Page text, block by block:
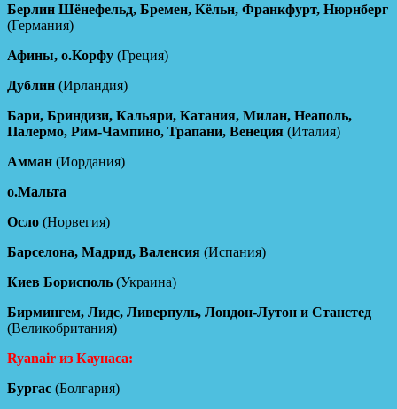
Берлин Шёнефельд, Бремен, Кёльн, Франкфурт, Нюрнберг
(Германия)
Афины, о.Корфу (Греция)
Дублин (Ирландия)
Бари, Бриндизи, Кальяри, Катания, Милан, Неаполь,
Палермо, Рим-Чампино, Трапани, Венеция (Италия)
Амман (Иордания)
о.Мальта
Осло (Норвегия)
Барселона, Мадрид, Валенсия (Испания)
Киев Борисполь (Украина)
Бирмингем, Лидс, Ливерпуль, Лондон-Лутон и Станстед
(Великобритания)
Ryanair из Каунаса:
Бургас (Болгария)